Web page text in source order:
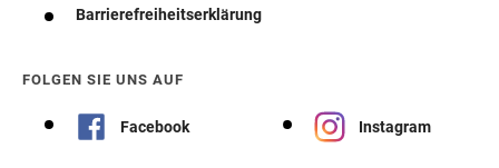
Barrierefreiheitserklärung
FOLGEN SIE UNS AUF
Facebook Instagram